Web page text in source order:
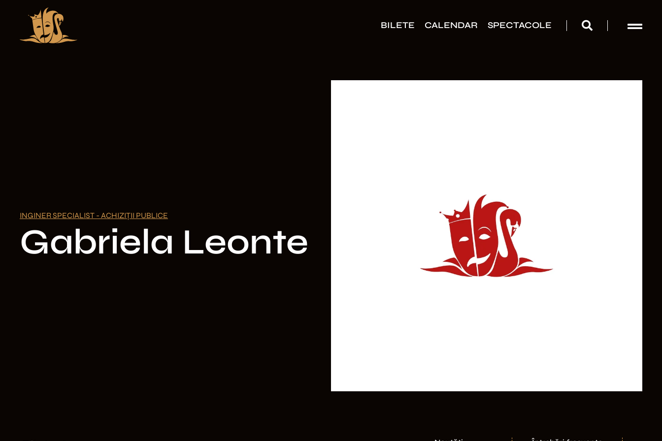
BILETE CALENDAR SPECTACOLE
INGINER SPECIALIST - ACHIZIȚII PUBLICE
Gabriela Leonte